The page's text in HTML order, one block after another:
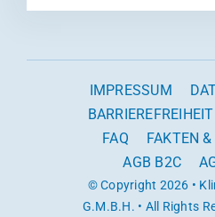
IMPRESSUM
BARRIEREFREIHEIT
FAQ
FAKTEN
AGB B2C
© Copyright 2026 •
G.m.b.H. • All Rights